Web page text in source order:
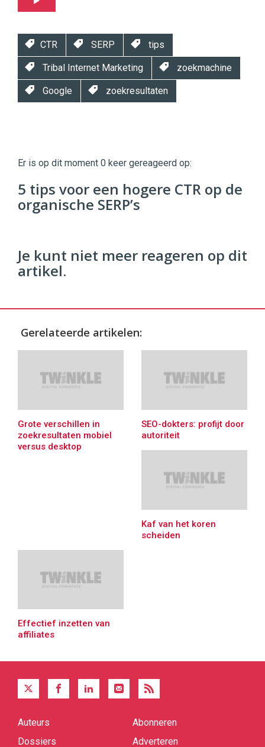
CTR SERP tips
Tribal Internet Marketing zoekmachine
Google zoekresultaten
|
Digital
Commerce https://twinklemagazine.nl
9654
Er is op dit moment 0 keer gereageerd op:
5 tips voor een hogere CTR op de
organische SERP’s
Je kunt niet meer reageren op dit
artikel.
Gerelateerde artikelen:
Grote verschillen in
zoekresultaten mobiel
versus desktop
SEO-dokters: profijt door
autoriteit
Kaf van het koren
scheiden
Effectief inzetten van
affiliates
Quick
Auteurs
Dossiers
Abonneren
Adverteren